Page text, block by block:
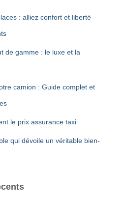
: alliez confort et liberté
de gamme : le luxe et la
camion : Guide complet et
le prix assurance taxi
qui dévoile un véritable bien-